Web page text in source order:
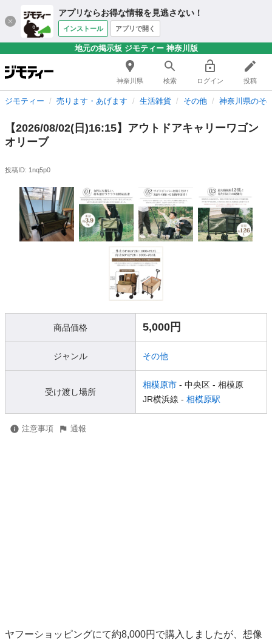
アプリならお得な情報を見逃さない！
インストール アプリで開く
地元の掲示板 ジモティー 神奈川版
神奈川県 検索 ログイン 投稿
ジモティー 売ります・あげます 生活雑貨 その他 神奈川県のそ
【2026/08/02(日)16:15】アウトドアキャリーワゴン
オリーブ
投稿ID: 1nq5p0
商品価格 5,000円
ジャンル その他
受け渡し場所
相模原市 - 中央区 - 相模原
JR横浜線 - 相模原駅
注意事項 通報
ヤフーショッピングにて約8,000円で購入しましたが、想像